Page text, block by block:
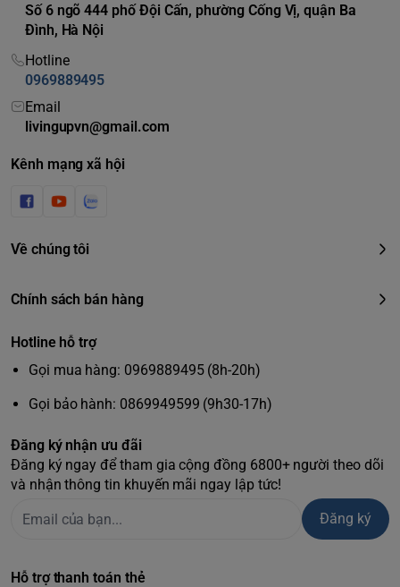
Số 6 ngõ 444 phố Đội Cấn, phường Cống Vị, quận Ba
Đình, Hà Nội
Hotline
0969889495
Email
livingupvn@gmail.com
Kênh mạng xã hội
Về chúng tôi
Chính sách bán hàng
Hotline hỗ trợ
Gọi mua hàng: 0969889495 (8h-20h)
Gọi bảo hành: 0869949599 (9h30-17h)
Đăng ký nhận ưu đãi
Đăng ký ngay để tham gia cộng đồng 6800+ người theo dõi
và nhận thông tin khuyến mãi ngay lập tức!
Đăng ký
Hỗ trợ thanh toán thẻ